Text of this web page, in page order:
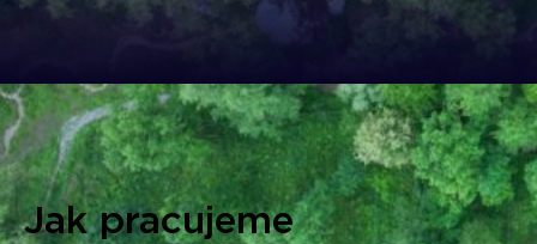
Jak pracujeme